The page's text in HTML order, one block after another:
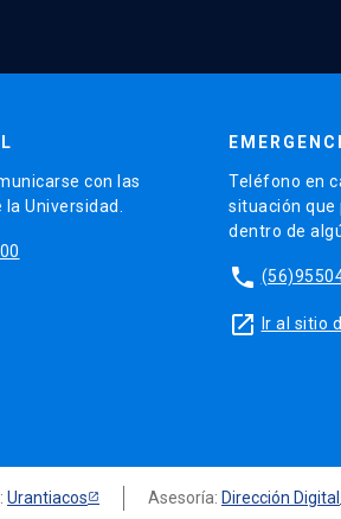
con las
Universidad.
Teléfono en
situación que
dentro de
phone
launch Ir al sitio
Urantiacos Asesoría: Dirección Digital